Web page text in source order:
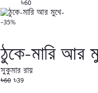
৳60
-35%
ঠুকে-মারি আর
সুকুমার রায়
৳60 ৳39